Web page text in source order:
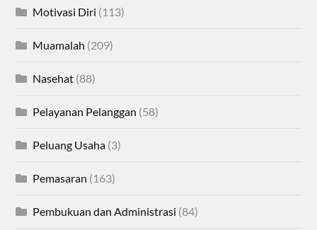
Motivasi Diri (113)
Muamalah (209)
Nasehat (88)
Pelayanan Pelanggan (58)
Peluang Usaha (3)
Pemasaran (163)
Pembukuan dan Administrasi (84)